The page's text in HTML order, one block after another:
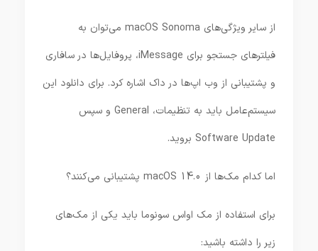
از سایر ویژگی‌های macOS Sonoma می‌توان به
فیلترهای جستجو برای iMessage، پروفایل‌ها در سافاری
و پشتیبانی از وب اپ‌ها در داک اشاره کرد. برای دانلود این
سیستم‌عامل باید به تنظیمات، General و سپس
Software Update بروید.
اما کدام مک‌ها از macOS 14.0 پشتیبانی می‌کنند؟
برای استفاده از مک اواس سونوما باید یکی از مک‌های
زیر را داشته باشید: